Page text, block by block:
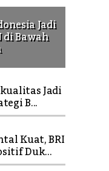
Jadi
Bawah
Jadi
B...
Kuat, BRI
Duk...